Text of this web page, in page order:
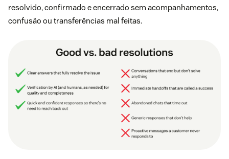
resolvido, confirmado e encerrado sem acompanhamentos,
confusão ou transferências mal feitas.